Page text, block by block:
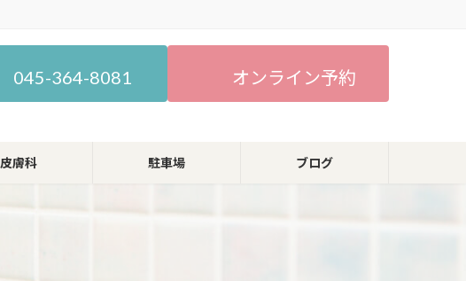
045-364-8081 オンライン予約
皮膚科 駐車場 ブログ